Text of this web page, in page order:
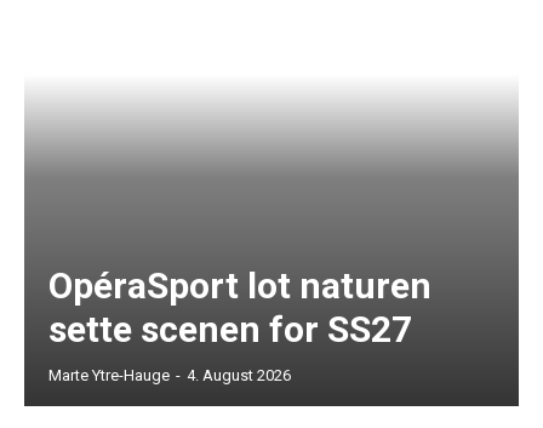
OpéraSport lot naturen
sette scenen for SS27
Marte Ytre-Hauge - 4. August 2026